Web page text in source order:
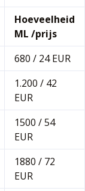
Hoeveelheid
ML /prijs
680 / 24 EUR
1.200 / 42
EUR
1500 / 54
EUR
1880 / 72
EUR